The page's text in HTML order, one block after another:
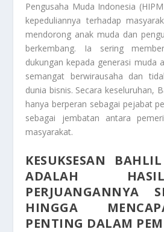
Pengusaha Muda Indonesia
kepeduliannya terhadap
mendorong anak muda dan
berkembang. Ia sering
dukungan kepada generasi muda
semangat berwirausaha dan
dunia bisnis. Secara keseluruhan,
hanya berperan sebagai pejabat
sebagai jembatan antara
masyarakat.
KESUKSESAN
ADALAH
PERJUANGANNYA
HINGGA
PENTING DALAM